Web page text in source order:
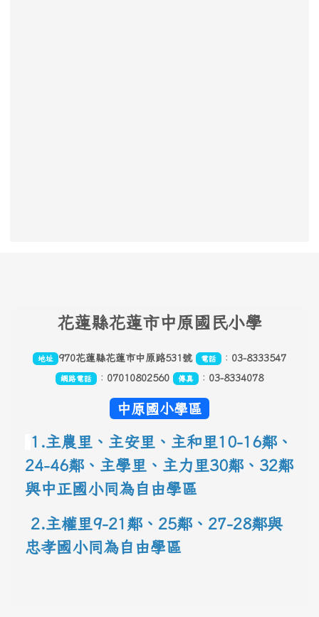
花蓮縣花蓮市中原國民小學
地址 970花蓮縣花蓮市中原路531號 電話 ： 03-8333547
網路電話 ： 07010802560 傳真 ： 03-8334078
中原國小學區
1.主農里、主安里、主和里10-16鄰 、
24-46鄰、主學里、主力里30鄰 、 32鄰
與中正國小同為自由學區
2.主權里9-21鄰、25鄰 、 27-28鄰與
忠孝國小同為自由學區